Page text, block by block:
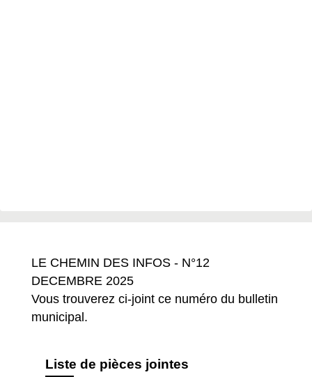
LE CHEMIN DES INFOS - N°12
DECEMBRE 2025
Vous trouverez ci-joint ce numéro du bulletin
municipal.
Liste de pièces jointes